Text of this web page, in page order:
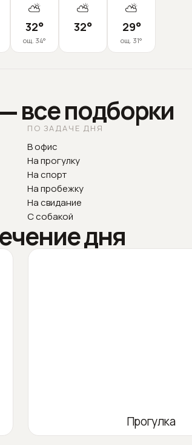
⛅
32°
ощ. 34°
⛅
32°
⛅
29°
ощ. 31°
все подборки
ПО ЗАДАЧЕ ДНЯ
В офис
На прогулку
На спорт
На пробежку
На свидание
С собакой
дня
Прогулка